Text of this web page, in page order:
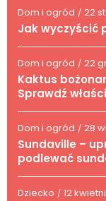
Dom i ogród / 22
Jak wyczyścić
Dom i ogród / 22
Kaktus
Sprawdź
Dom i ogród / 28
Sundaville –
podlewać
Dziecko / 12